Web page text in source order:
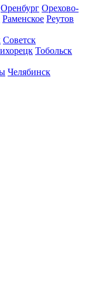
Оренбург Орехово-
Раменское Реутов
Советск
Тобольск
Челябинск